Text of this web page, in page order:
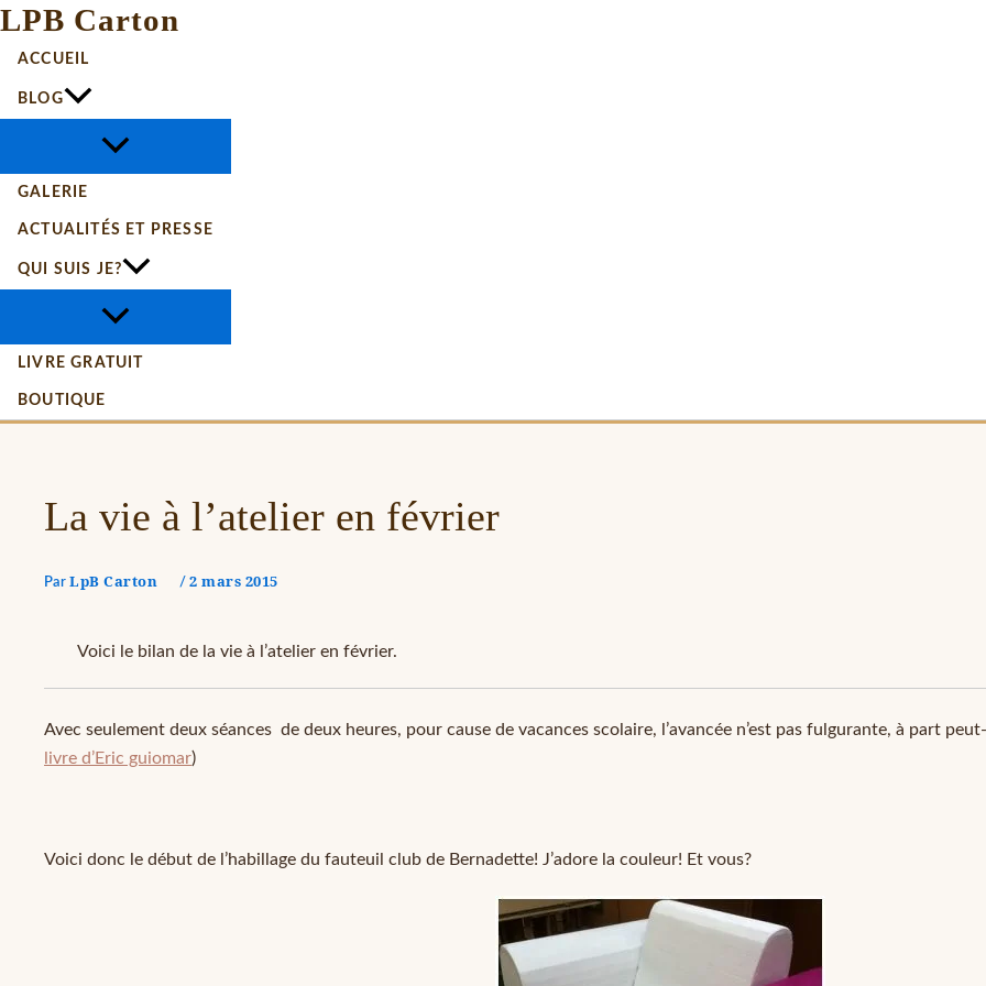
LPB Carton
ACCUEIL
BLOG
GALERIE
ACTUALITÉS ET PRESSE
QUI SUIS JE?
LIVRE GRATUIT
BOUTIQUE
La vie à l’atelier en février
Par LpB Carton / 2 mars 2015
Voici le bilan de la vie à l’atelier en février.
Avec seulement deux séances de deux heures, pour cause de vacances scolaire, l’avancée n’est pas fulgurante, à part
livre d’Eric guiomar)
Voici donc le début de l’habillage du fauteuil club de Bernadette! J’adore la couleur! Et vous?